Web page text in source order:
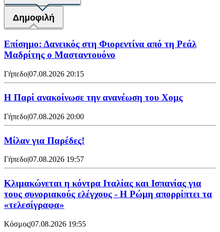
Δημοφιλή
Επίσημο: Δανεικός στη Φιορεντίνα από τη Ρεάλ
Μαδρίτης ο Μασταντουόνο
Γήπεδο|07.08.2026 20:15
Η Παρί ανακοίνωσε την ανανέωση του Χομς
Γήπεδο|07.08.2026 20:00
Μίλαν για Παρέδες!
Γήπεδο|07.08.2026 19:57
Κλιμακώνεται η κόντρα Ιταλίας και Ισπανίας για
τους συνοριακούς ελέγχους - Η Ρώμη απορρίπτει τα
«τελεσίγραφα»
Κόσμος|07.08.2026 19:55